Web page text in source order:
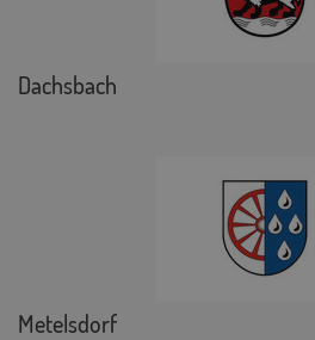
Dachsbach
Metelsdorf